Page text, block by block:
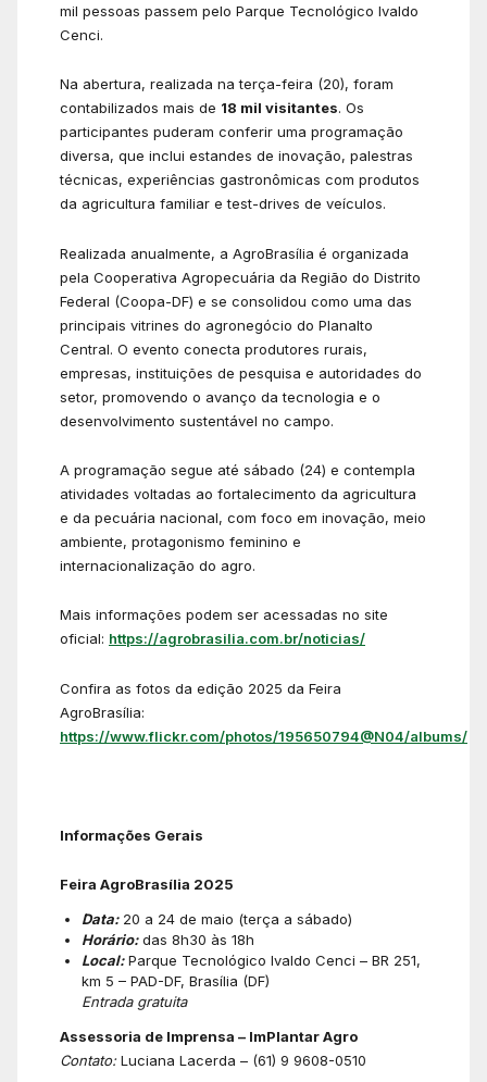
mil pessoas passem pelo Parque Tecnológico Ivaldo
Cenci.
Na abertura, realizada na terça-feira (20), foram
contabilizados mais de 18 mil visitantes. Os
participantes puderam conferir uma programação
diversa, que inclui estandes de inovação, palestras
técnicas, experiências gastronômicas com produtos
da agricultura familiar e test-drives de veículos.
Realizada anualmente, a AgroBrasília é organizada
pela Cooperativa Agropecuária da Região do Distrito
Federal (Coopa-DF) e se consolidou como uma das
principais vitrines do agronegócio do Planalto
Central. O evento conecta produtores rurais,
empresas, instituições de pesquisa e autoridades do
setor, promovendo o avanço da tecnologia e o
desenvolvimento sustentável no campo.
A programação segue até sábado (24) e contempla
atividades voltadas ao fortalecimento da agricultura
e da pecuária nacional, com foco em inovação, meio
ambiente, protagonismo feminino e
internacionalização do agro.
Mais informações podem ser acessadas no site
oficial: https://agrobrasilia.com.br/noticias/
Confira as fotos da edição 2025 da Feira
AgroBrasília:
https://www.flickr.com/photos/195650794@N04/albums/
Informações Gerais
Feira AgroBrasília 2025
Data:20 a 24 de maio (terça a sábado)
Horário:das 8h30 às 18h
Local:Parque Tecnológico Ivaldo Cenci – BR 251,
km 5 – PAD-DF, Brasília (DF)
Entrada gratuita
Assessoria de Imprensa – ImPlantar Agro
Contato: Luciana Lacerda – (61) 9 9608-0510